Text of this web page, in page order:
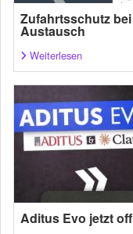
Zufahrtsschutz
Austausch
Weiterlesen
Aditus Evo jetzt